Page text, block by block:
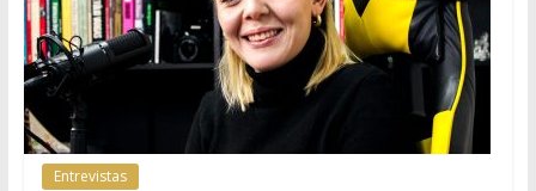
Entrevistas